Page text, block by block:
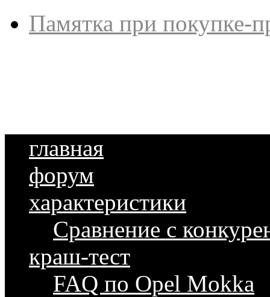
Памятка при покупке-
главная
форум
характеристики
Сравнение с
краш-тест
FAQ по Opel Mokka